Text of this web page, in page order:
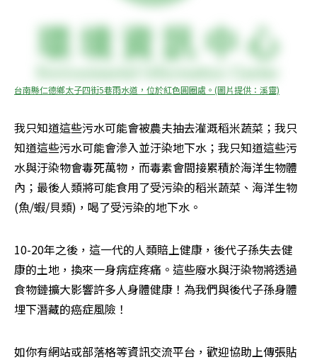
台南縣仁德鄉太子四街5巷雨水道，位於紅色圓圈處。(圖片提供：溪靈)
我只知道這些污水可能會被農夫抽去灌溉稻米蔬菜；我只
知道這些污水可能會滲入並汙染地下水；我只知道這些污
水與汙染物會毒死萬物，而毒素會間接累積於海洋生物體
內；最後人類將可能食用了受污染的稻米蔬菜、海洋生物
(魚/蝦/貝類)，喝了受污染的地下水。
10-20年之後，這一代的人類賠上健康，後代子孫失去健
康的土地，換來一身病症疼痛。這些廢水與汙染物將透過
食物鏈擴大影響許多人身體健康！為我們與後代子孫身體
埋下潛藏的癌症風險！
如你有網站或部落格等資訊交流平台，歡迎協助上傳張貼